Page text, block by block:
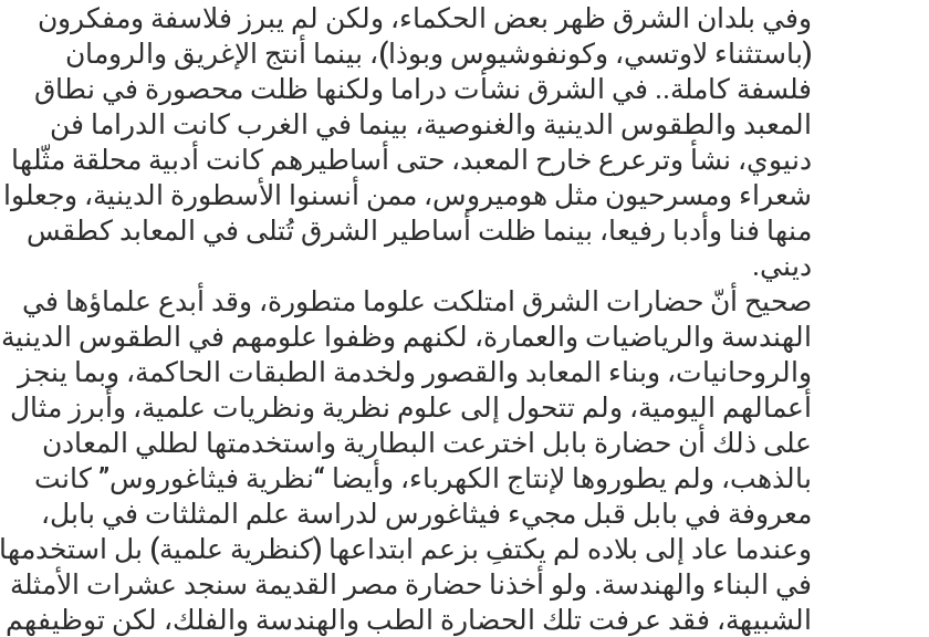
وفي بلدان الشرق ظهر بعض الحكماء، ولكن لم يبرز فلاسفة ومفكرون
(باستثناء لاوتسي، وكونفوشيوس وبوذا)، بينما أنتج الإغريق والرومان
فلسفة كاملة.. في الشرق نشأت دراما ولكنها ظلت محصورة في نطاق
المعبد والطقوس الدينية والغنوصية، بينما في الغرب كانت الدراما فن
دنيوي، نشأ وترعرع خارح المعبد، حتى أساطيرهم كانت أدبية محلقة مثّلها
شعراء ومسرحيون مثل هوميروس، ممن أنسنوا الأسطورة الدينية، وجعلوا
منها فنا وأدبا رفيعا، بينما ظلت أساطير الشرق تُتلى في المعابد كطقس
ديني.
صحيح أنّ حضارات الشرق امتلكت علوما متطورة، وقد أبدع علماؤها في
الهندسة والرياضيات والعمارة، لكنهم وظفوا علومهم في الطقوس الدينية
والروحانيات، وبناء المعابد والقصور ولخدمة الطبقات الحاكمة، وبما ينجز
أعمالهم اليومية، ولم تتحول إلى علوم نظرية ونظريات علمية، وأبرز مثال
على ذلك أن حضارة بابل اخترعت البطارية واستخدمتها لطلي المعادن
بالذهب، ولم يطوروها لإنتاج الكهرباء، وأيضا “نظرية فيثاغوروس” كانت
معروفة في بابل قبل مجيء فيثاغورس لدراسة علم المثلثات في بابل،
وعندما عاد إلى بلاده لم يكتفِ بزعم ابتداعها (كنظرية علمية) بل استخدمها
في البناء والهندسة. ولو أخذنا حضارة مصر القديمة سنجد عشرات الأمثلة
الشبيهة، فقد عرفت تلك الحضارة الطب والهندسة والفلك، لكن توظيفهم